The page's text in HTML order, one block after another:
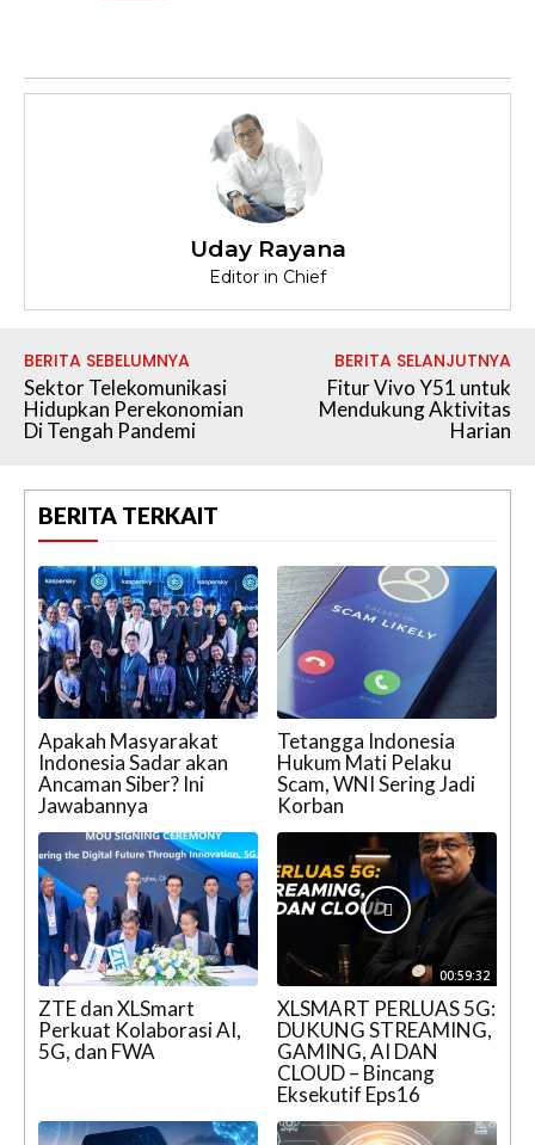
Uday Rayana
Editor in Chief
BERITA SEBELUMNYA
Sektor Telekomunikasi
Hidupkan Perekonomian
Di Tengah Pandemi
BERITA SELANJUTNYA
Fitur Vivo Y51 untuk
Mendukung Aktivitas
Harian
BERITA TERKAIT
Apakah Masyarakat
Indonesia Sadar akan
Ancaman Siber? Ini
Jawabannya
Tetangga Indonesia
Hukum Mati Pelaku
Scam, WNI Sering Jadi
Korban
ZTE dan XLSmart
Perkuat Kolaborasi AI,
5G, dan FWA
00:59:32
XLSMART PERLUAS 5G:
DUKUNG STREAMING,
GAMING, AI DAN
CLOUD – Bincang
Eksekutif Eps16